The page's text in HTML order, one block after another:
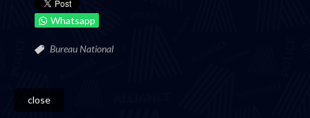
Whatsapp
Bureau National
close